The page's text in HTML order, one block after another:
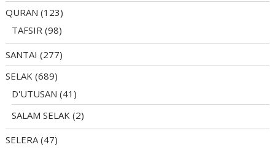
QURAN (123)
TAFSIR (98)
SANTAI (277)
SELAK (689)
D'UTUSAN (41)
SALAM SELAK (2)
SELERA (47)